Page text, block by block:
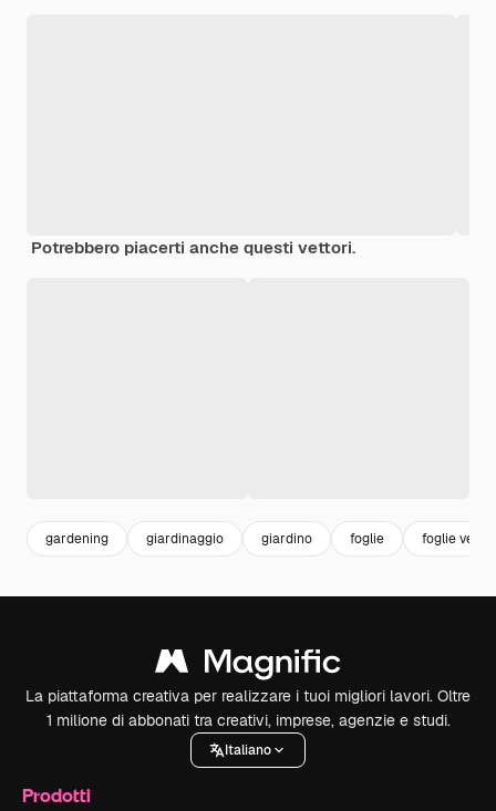
Potrebbero piacerti anche questi vettori.
gardening giardinaggio giardino foglie foglie verdi
La piattaforma creativa per realizzare i tuoi migliori lavori. Oltre
1 milione di abbonati tra creativi, imprese, agenzie e studi.
Italiano
Prodotti